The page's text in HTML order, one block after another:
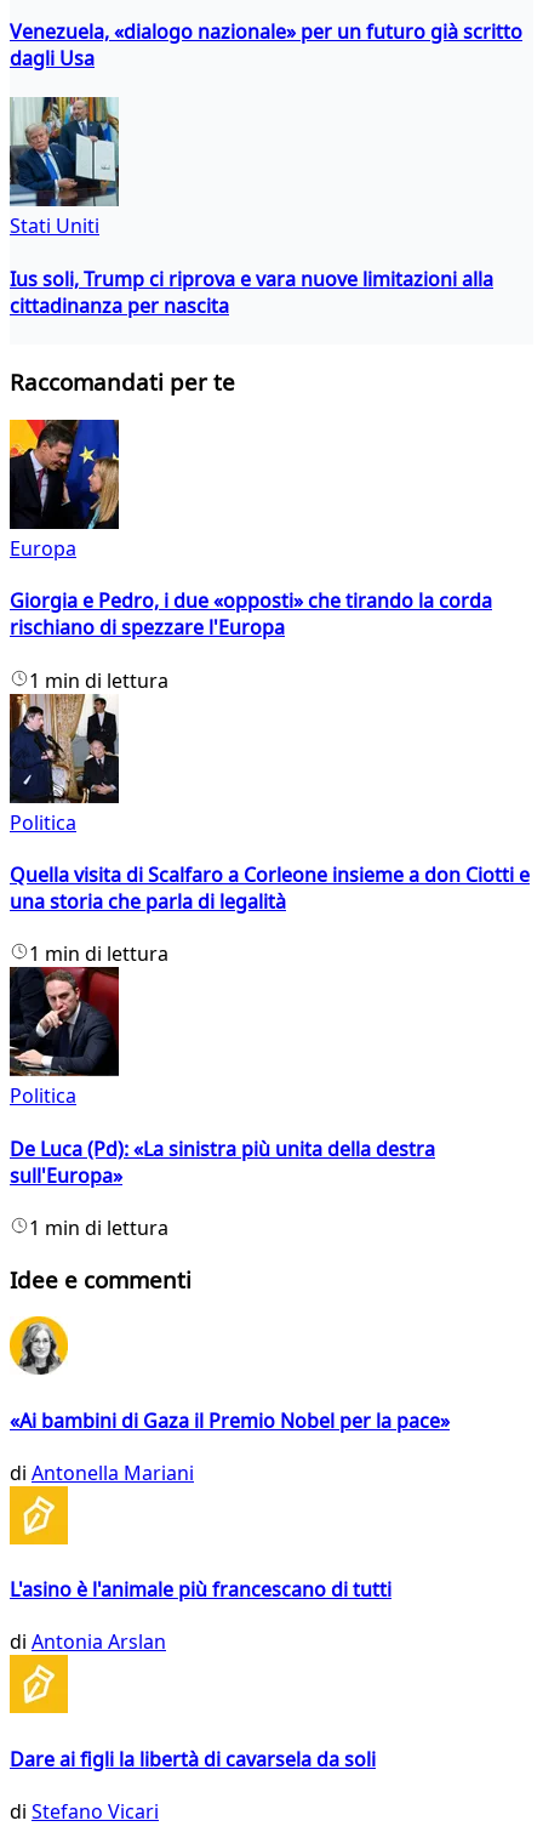
Venezuela, «dialogo nazionale» per un futuro già scritto
dagli Usa
Stati Uniti
Ius soli, Trump ci riprova e vara nuove limitazioni alla
cittadinanza per nascita
Raccomandati per te
Europa
Giorgia e Pedro, i due «opposti» che tirando la corda
rischiano di spezzare l'Europa
1 min di lettura
Politica
Quella visita di Scalfaro a Corleone insieme a don Ciotti e
una storia che parla di legalità
1 min di lettura
Politica
De Luca (Pd): «La sinistra più unita della destra
sull'Europa»
1 min di lettura
Idee e commenti
«Ai bambini di Gaza il Premio Nobel per la pace»
di Antonella Mariani
L'asino è l'animale più francescano di tutti
di Antonia Arslan
Dare ai figli la libertà di cavarsela da soli
di Stefano Vicari